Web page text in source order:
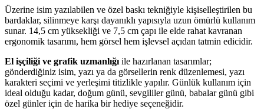
Üzerine isim yazılabilen ve özel baskı tekniğiyle kişiselleştirilen bu
bardaklar, silinmeye karşı dayanıklı yapısıyla uzun ömürlü kullanım
sunar. 14,5 cm yüksekliği ve 7,5 cm çapı ile elde rahat kavranan
ergonomik tasarımı, hem görsel hem işlevsel açıdan tatmin edicidir.
El işçiliği ve grafik uzmanlığı ile hazırlanan tasarımlar;
gönderdiğiniz isim, yazı ya da görsellerin renk düzenlemesi, yazı
karakteri seçimi ve yerleşimi titizlikle yapılır. Günlük kullanım için
ideal olduğu kadar, doğum günü, sevgililer günü, babalar günü gibi
özel günler için de harika bir hediye seçeneğidir.